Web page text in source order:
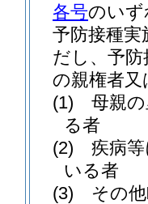
各号のいず
予防接種実
だし、予
の親権者
(1)
母親
る者
(2)
疾病
いる者
(3)
その